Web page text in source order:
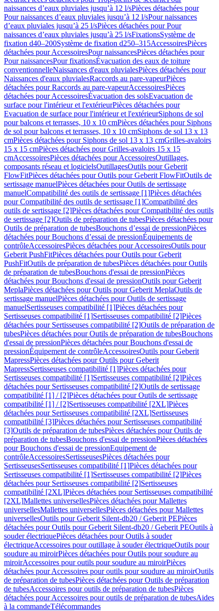
naissances d’eaux pluviales jusqu’à 12 l/sPièces détachées pour
Pour naissances d’eaux pluviales jusqu’à 12 l/sPour naissances
d’eaux pluviales jusqu’à 25 l/sPièces détachées pour Pour
naissances d’eaux pluviales jusqu’à 25 l/sFixationsSystème de
fixation d40–200Système de fixation d250–315AccessoiresPièces
détachées pour AccessoiresPour naissancesPièces détachées pour
Pour naissancesPour fixationsÉvacuation des eaux de toiture
conventionnelleNaissances d'eaux pluvialesPièces détachées pour
Naissances d'eaux pluvialesRaccords au pare-vapeurPièces
détachées pour Raccords au pare-vapeurAccessoiresPièces
détachées pour AccessoiresÉvacuation des solsEvacuation de
surface pour l'intérieur et l'extérieurPièces détachées pour
Evacuation de surface pour l'intérieur et l'extérieurSiphons de sol
pour balcons et terrasses, 10 x 10 cmPièces détachées pour Siphons
de sol pour balcons et terrasses, 10 x 10 cmSiphons de sol 13 x 13
cmPièces détachées pour Siphons de sol 13 x 13 cmGrilles-avaloirs
15 x 15 cmPièces détachées pour Grilles-avaloirs 15 x 15
cmAccessoiresPièces détachées pour AccessoiresOutillages,
composants réseau et logicielsOutillagesOutils pour Geberit
FlowFitPièces détachées pour Outils pour Geberit FlowFitOutils de
sertissage manuelPièces détachées pour Outils de sertissage
manuelCompatibilité des outils de sertissage [1]Pièces détachées
pour Compatibilité des outils de sertissage [1]Compatibilité des
outils de sertissage [2]Pièces détachées pour Compatibilité des outils
de sertissage [2]Outils de préparation de tubesPièces détachées pour
Outils de préparation de tubesBouchons d’essai de pressionPièces
détachées pour Bouchons d’essai de pressionÉquipements de
contrôleAccessoiresPièces détachées pour AccessoiresOutils pour
Geberit PushFitPièces détachées pour Outils pour Geberit
PushFitOutils de préparation de tubesPièces détachées pour Outils
de préparation de tubesBouchons d'essai de pressionPièces
détachées pour Bouchons d'essai de pressionOutils pour Geberit
MeplaPièces détachées pour Outils pour Geberit MeplaOutils de
sertissage manuelPièces détachées pour Outils de sertissage
manuelSertisseuses compatibilité [1]Pièces détachées pour
Sertisseuses compatibilité [1]Sertisseuses compatibilité [2]Pièces
détachées pour Sertisseuses compatibilité [2]Outils de préparation de
tubesPièces détachées pour Outils de préparation de tubesBouchons
d'essai de pressionPièces détachées pour Bouchons d'essai de
pressionÉquipement de contrôleAccessoiresOutils pour Geberit
MapressPièces détachées pour Outils pour Geberit
MapressSertisseuses compatibilité [1]Pièces détachées pour
Sertisseuses compatibilité [1]Sertisseuses compatibilité [2]Pièces
détachées pour Sertisseuses compatibilité [2]Outils de sertissage
compatibilité [1] / [2]Pièces détachées pour Outils de sertissage
compatibilité [1] / [2]Sertisseuses compatibilité [2XL]Pièces
détachées pour Sertisseuses compatibilité [2XL]Sertisseuses
compatibilité [3]Pièces détachées pour Sertisseuses compatibilité
[3]Outils de préparation de tubesPièces détachées pour Outils de
préparation de tubesBouchons d'essai de pressionPièces détachées
pour Bouchons d'essai de pressionEquipement de
contrôleAccessoiresSertisseusesPièces détachées pour
SertisseusesSertisseuses compatibilité [1]Pièces détachées pour
Sertisseuses compatibilité [1]Sertisseuses compatibilité [2]Pièces
détachées pour Sertisseuses compatibilité [2]Sertisseuses
compatibilité [2XL]Pièces détachées pour Sertisseuses compatibilité
[2XL]Mallettes universellesPièces détachées pour Mallettes
universellesMallettes universellesPièces détachées pour Mallettes
universellesOutils pour Geberit Silent-db20 / Geberit PEPièces
détachées pour Outils pour Geberit Silent-db20 / Geberit PEOutils à
souder électriquePièces détachées pour Outils à souder
électriqueAccessoires pour outillage à souder électriqueOutils pour
soudure au miroirPièces détachées pour Outils pour soudure au
miroirAccessoires pour outils pour soudure au miroirPièces
détachées pour Accessoires pour outils pour soudure au miroirOutils
de préparation de tubesPièces détachées pour Outils de préparation
de tubesAccessoires pour outils de préparation de tubesPièces
détachées pour Accessoires pour outils de préparation de tubesAides
à la commandeTélécommandes